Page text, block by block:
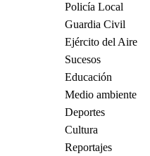
Policía Local
Guardia Civil
Ejército del Aire
Sucesos
Educación
Medio ambiente
Deportes
Cultura
Reportajes